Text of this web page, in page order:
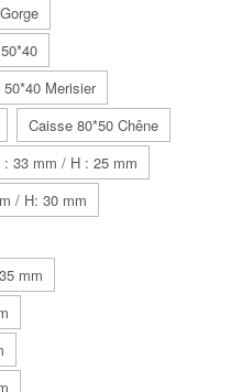
Merisier
Caisse 80*50 Chêne
: 33 mm / H : 25 mm
/ H: 30 mm
mm